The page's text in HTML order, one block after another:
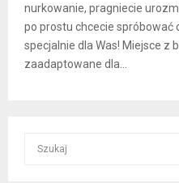
nurkowanie, pragniecie
po prostu chcecie spróbować
specjalnie dla Was! Miejsce z
zaadaptowane dla...